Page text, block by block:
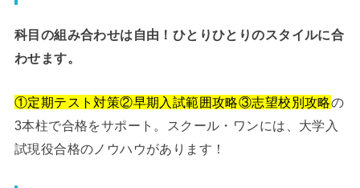
科目の組み合わせは自由！ひとりひとりのスタイルに合
わせます。
①定期テスト対策②早期入試範囲攻略③志望校別攻略の
3本柱で合格をサポート。スクール・ワンには、大学入
試現役合格のノウハウがあります！